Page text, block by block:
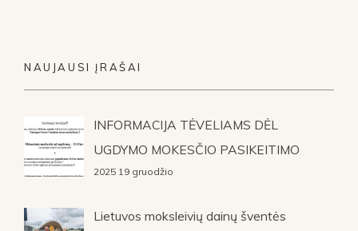
NAUJAUSI ĮRAŠAI
INFORMACIJA TĖVELIAMS DĖL
UGDYMO MOKESČIO PASIKEITIMO
2025 19 gruodžio
Lietuvos moksleivių dainų šventės